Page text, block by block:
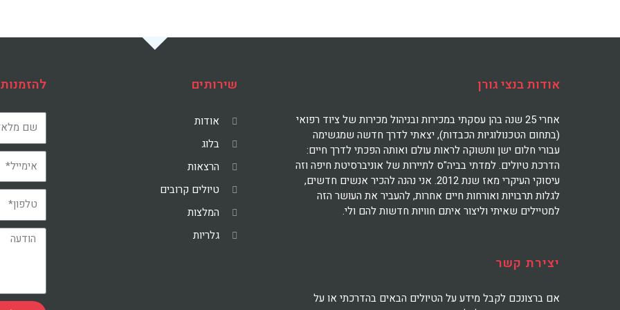
אודות בנצי גורן
אחרי 25 שנה בהן עסקתי במכירות ובניהול מכירות של ציוד רפואי
(בתחום הטכנולוגיות הכבדות), יצאתי לדרך חדשה שמגשימה
עבורי חלום ישן ותשוקה לראות עולם ואותה הפכתי לדרך חיים:
הדרכת טיולים. למדתי בביה"ס לתיירות של אוניברסיטת חיפה וזה
עיסוקי העיקרי מאז שנת 2012. אני נהנה להכיר אנשים חדשים,
לגלות תרבויות ואורחות חיים אחרות, להעביר את העושר הזה
למטיילים שאיתי וליצור איתם חוויות חדשות להם ולי.
יצירת קשר
אם ברצונכם לקבל מידע על הטיולים הבאים בהדרכתי או על
שירותים
אודות
בלוג
הרצאות
טיולים קרובים
המלצות
גלריות